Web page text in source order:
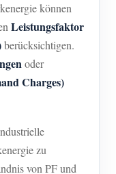
können
Leistungsfaktor
berücksichtigen.
oder
Charges)
zu
von PF und